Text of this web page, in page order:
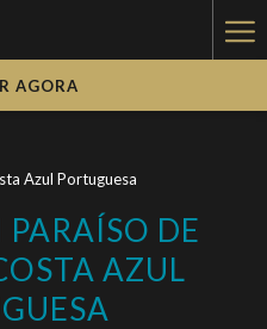
AGORA
Azul Portuguesa
DE
AZUL